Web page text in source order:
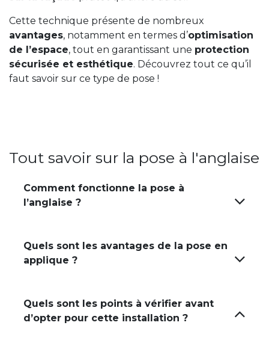
Cette technique présente de nombreux
avantages, notamment en termes d’optimisation
de l’espace, tout en garantissant une protection
sécurisée et esthétique. Découvrez tout ce qu’il
faut savoir sur ce type de pose !
Tout savoir sur la pose à l'anglaise
Comment fonctionne la pose à
l’anglaise ?
Quels sont les avantages de la pose en
applique ?
Quels sont les points à vérifier avant
d’opter pour cette installation ?